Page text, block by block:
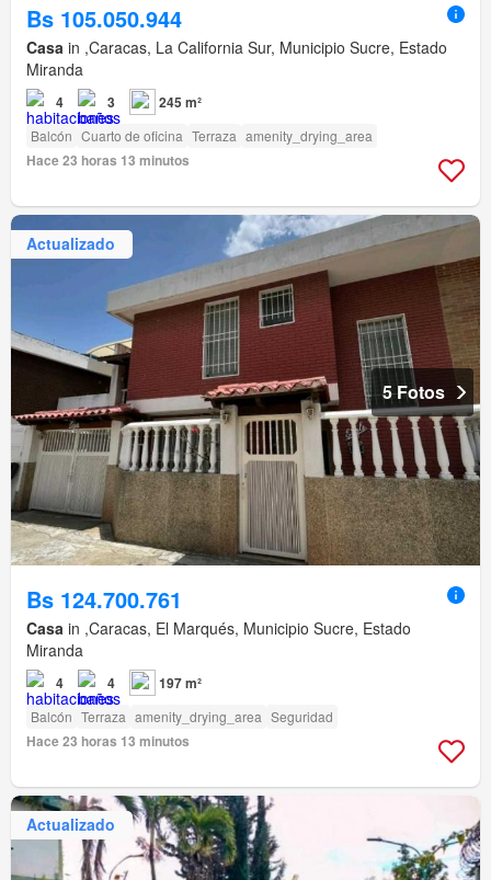
Bs 105.050.944
Casa in ,Caracas, La California Sur, Municipio Sucre, Estado
Miranda
4 3 245 m²
Balcón Cuarto de oficina Terraza amenity_drying_area
Hace 23 horas 13 minutos
Actualizado
5 Fotos
Bs 124.700.761
Casa in ,Caracas, El Marqués, Municipio Sucre, Estado
Miranda
4 4 197 m²
Balcón Terraza amenity_drying_area Seguridad
Hace 23 horas 13 minutos
Actualizado